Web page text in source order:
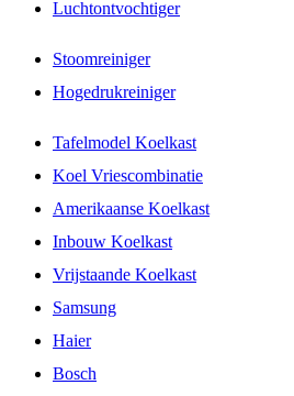
Luchtontvochtiger
Stoomreiniger
Hogedrukreiniger
Tafelmodel Koelkast
Koel Vriescombinatie
Amerikaanse Koelkast
Inbouw Koelkast
Vrijstaande Koelkast
Samsung
Haier
Bosch